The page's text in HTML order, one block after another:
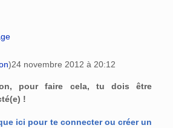
)24 novembre 2012 à 20:12
pour faire cela, tu dois être
!
ici pour te connecter ou créer un